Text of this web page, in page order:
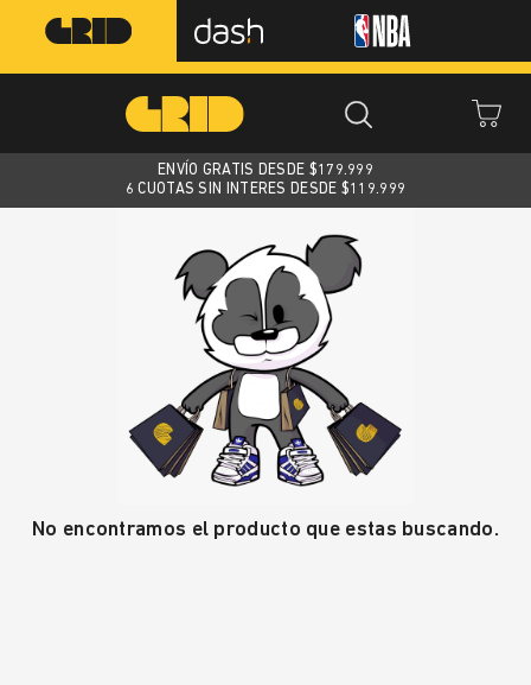
ENVÍO GRATIS DESDE $179.999
6 CUOTAS SIN INTERES DESDE $119.999
No encontramos el producto que estas buscando.